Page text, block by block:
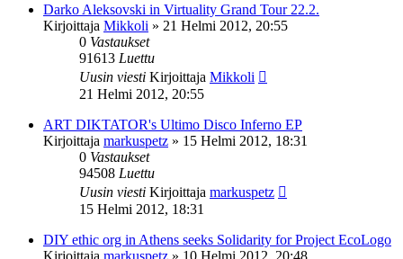
Darko Aleksovski in Virtuality Grand Tour 22.2.
Kirjoittaja Mikkoli » 21 Helmi 2012, 20:55
0 Vastaukset
91613 Luettu
Uusin viesti Kirjoittaja Mikkoli
21 Helmi 2012, 20:55
ART DIKTATOR's Ultimo Disco Inferno EP
Kirjoittaja markuspetz » 15 Helmi 2012, 18:31
0 Vastaukset
94508 Luettu
Uusin viesti Kirjoittaja markuspetz
15 Helmi 2012, 18:31
DIY ethic org in Athens seeks Solidarity for Project EcoLogo
Kirjoittaja markuspetz » 10 Helmi 2012, 20:48